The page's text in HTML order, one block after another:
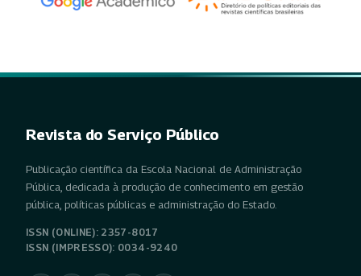
Revista do Serviço Público
Publicação científica da Escola Nacional de Administração
Pública, dedicada à produção de conhecimento em gestão
pública, políticas públicas e administração do Estado.
ISSN (ONLINE): 2357-8017
ISSN (IMPRESSO): 0034-9240